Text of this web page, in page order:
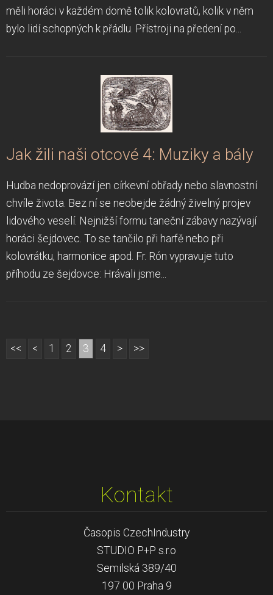
měli horáci v každém domě tolik kolovratů, kolik v něm
bylo lidí schopných k přádlu. Přístroji na předení po...
Jak žili naši otcové 4: Muziky a bály
Hudba nedoprovází jen církevní obřady nebo slavnostní
chvíle života. Bez ní se neobejde žádný živelný projev
lidového veselí. Nejnižší formu taneční zábavy nazývají
horáci šejdovec. To se tančilo při harfě nebo při
kolovrátku, harmonice apod. Fr. Rón vypravuje tuto
příhodu ze šejdovce: Hrávali jsme...
<< < 1 2 3 4 > >>
Kontakt
Časopis CzechIndustry
STUDIO P+P s.r.o
Semilská 389/40
197 00 Praha 9